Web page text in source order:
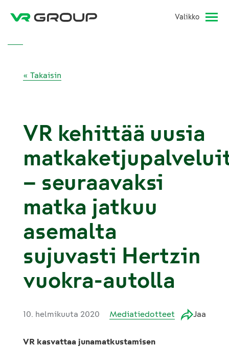
Valikko
« Takaisin
VR kehittää uusia
– seuraavaksi
matka jatkuu
asemalta
sujuvasti Hertzin
vuokra-autolla
10. helmikuuta 2020 Mediatiedotteet Jaa
VR kasvattaa junamatkustamisen